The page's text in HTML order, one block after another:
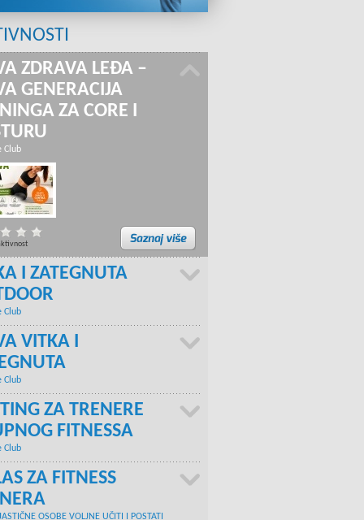
ZDRAVA LEĐA –
GENERACIJA
ZA CORE I
Club
I ZATEGNUTA
Club
VITKA I
Club
ZA TRENERE
FITNESSA
Club
ZA FITNESS
OSOBE VOLJNE UČITI I POSTATI